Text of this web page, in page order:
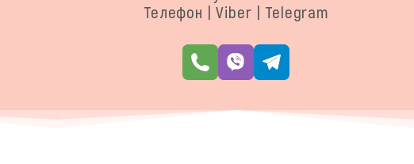
Телефон | Viber | Telegram